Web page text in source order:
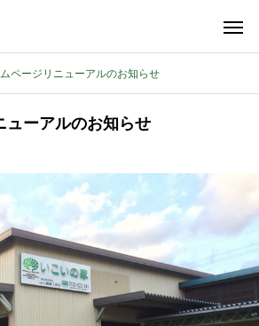
ページリニューアルのお知らせ
ューアルのお知らせ